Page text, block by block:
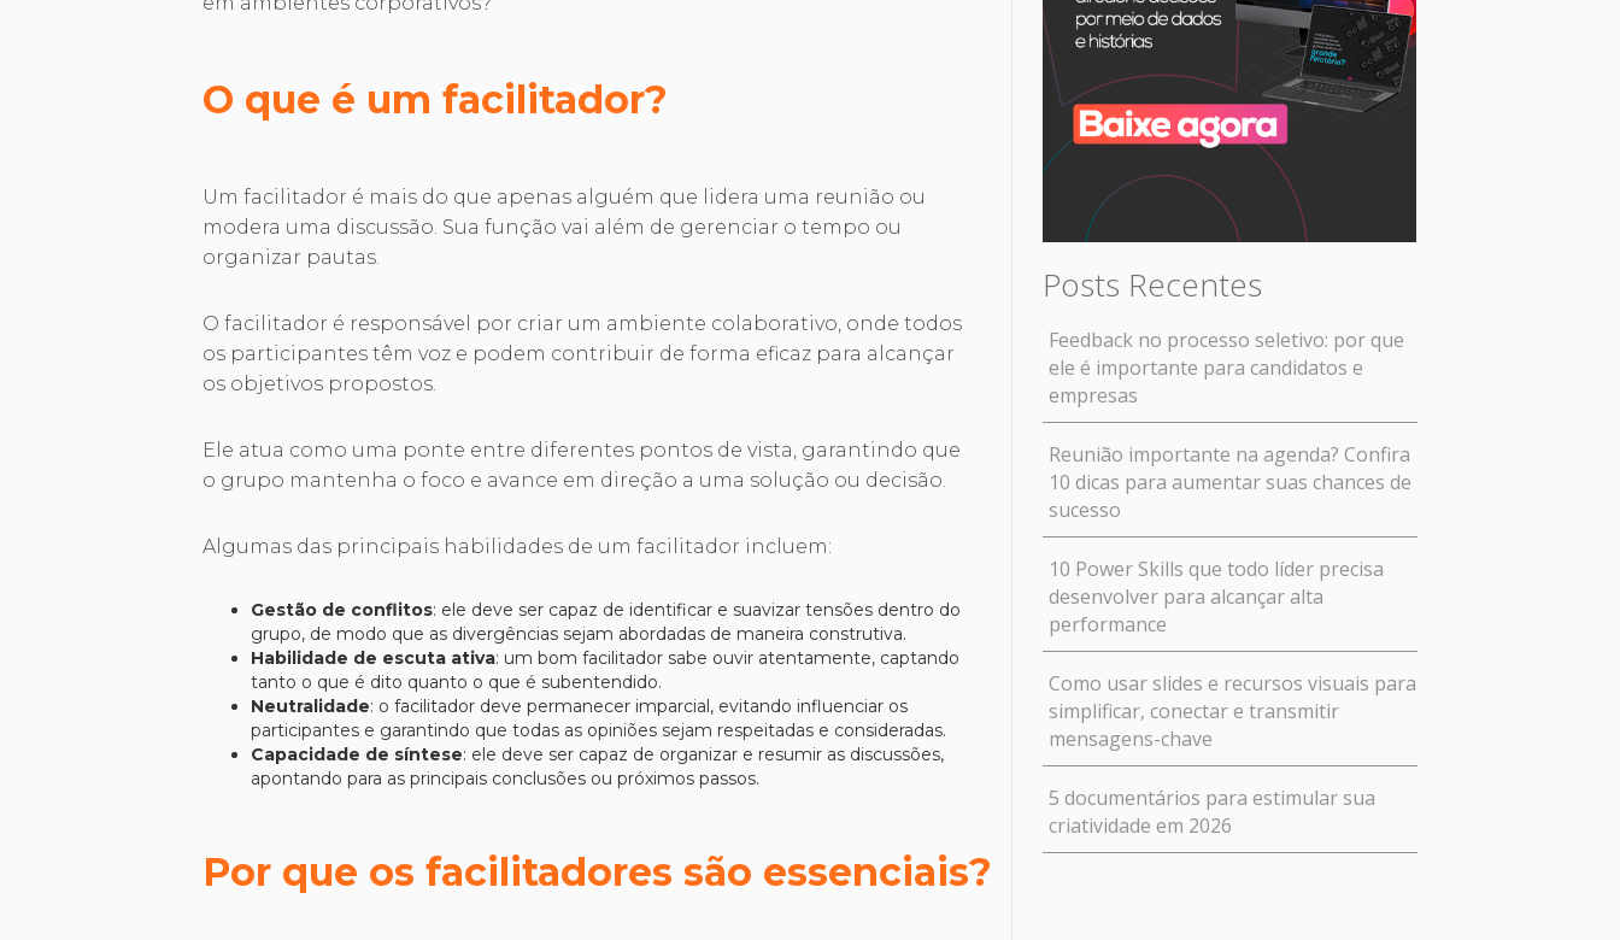
O que é um facilitador?
Um facilitador é mais do que apenas alguém que lidera uma reunião ou
modera uma discussão. Sua função vai além de gerenciar o tempo ou
organizar pautas.
O facilitador é responsável por criar um ambiente colaborativo, onde todos
os participantes têm voz e podem contribuir de forma eficaz para alcançar
os objetivos propostos.
Ele atua como uma ponte entre diferentes pontos de vista, garantindo que
o grupo mantenha o foco e avance em direção a uma solução ou decisão.
Algumas das principais habilidades de um facilitador incluem:
Gestão de conflitos: ele deve ser capaz de identificar e suavizar tensões dentro do
grupo, de modo que as divergências sejam abordadas de maneira construtiva.
Habilidade de escuta ativa: um bom facilitador sabe ouvir atentamente, captando
tanto o que é dito quanto o que é subentendido.
Neutralidade: o facilitador deve permanecer imparcial, evitando influenciar os
participantes e garantindo que todas as opiniões sejam respeitadas e consideradas.
Capacidade de síntese: ele deve ser capaz de organizar e resumir as discussões,
apontando para as principais conclusões ou próximos passos.
Por que os facilitadores são essenciais?
Posts Recentes
Feedback no processo seletivo: por que
ele é importante para candidatos e
empresas
Reunião importante na agenda? Confira
10 dicas para aumentar suas chances de
sucesso
10 Power Skills que todo líder precisa
desenvolver para alcançar alta
performance
Como usar slides e recursos visuais para
simplificar, conectar e transmitir
mensagens-chave
5 documentários para estimular sua
criatividade em 2026